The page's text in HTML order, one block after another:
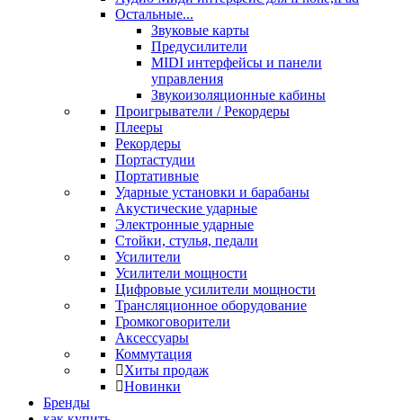
Остальные...
Звуковые карты
Предусилители
MIDI интерфейсы и панели
управления
Звукоизоляционные кабины
Проигрыватели / Рекордеры
Плееры
Рекордеры
Портастудии
Портативные
Ударные установки и барабаны
Акустические ударные
Электронные ударные
Стойки, стулья, педали
Усилители
Усилители мощности
Цифровые усилители мощности
Трансляционное оборудование
Громкоговорители
Аксессуары
Коммутация
Хиты продаж
Новинки
Бренды